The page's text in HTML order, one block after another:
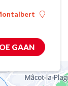
GAAN